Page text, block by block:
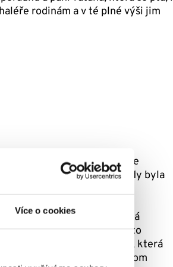
Více o cookies
rodinám a v té plné výši jim
Na druhou stranu, když se
nejsou. Římská říše tady byla
Dobří andělé také, tak se dá
tady do té doby, dokud to
změní společenská situace, která
a v takovém případě bychom